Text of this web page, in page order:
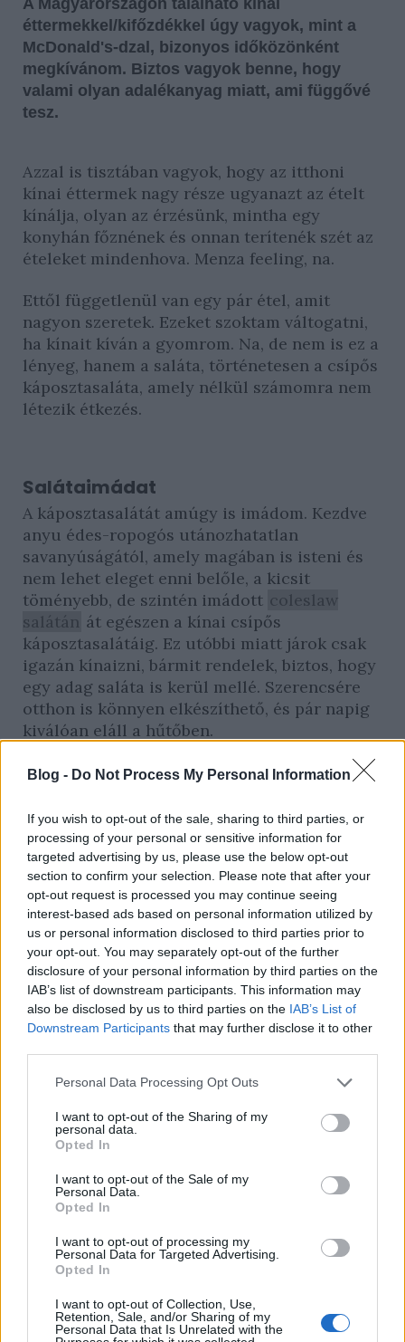
Blog - Do Not Process My Personal Information
If you wish to opt-out of the sale, sharing to third parties, or
processing of your personal or sensitive information for
targeted advertising by us, please use the below opt-out
section to confirm your selection. Please note that after your
opt-out request is processed you may continue seeing
interest-based ads based on personal information utilized by
us or personal information disclosed to third parties prior to
your opt-out. You may separately opt-out of the further
disclosure of your personal information by third parties on the
IAB’s list of downstream participants. This information may
also be disclosed by us to third parties on the IAB’s List of
Downstream Participants that may further disclose it to other
Please note that this website/app uses one or more Google
not limited to your visit or usage behaviour. You may click to
grant or deny consent to Google and its third-party tags to
use your data for below specified purposes in below Google
consent section.
Personal Data Processing Opt Outs
I want to opt-out of the Sharing of my
personal data.
Opted In
I want to opt-out of the Sale of my
Personal Data.
Opted In
I want to opt-out of processing my
Personal Data for Targeted Advertising.
Opted In
I want to opt-out of Collection, Use,
Retention, Sale, and/or Sharing of my
Personal Data that Is Unrelated with the
A Magyarországon található kínai
éttermekkel/kifőzdékkel úgy vagyok, mint a
McDonald's-dzal, bizonyos időközönként
megkívánom. Biztos vagyok benne, hogy
valami olyan adalékanyag miatt, ami függővé
tesz.
Azzal is tisztában vagyok, hogy az itthoni
kínai éttermek nagy része ugyanazt az ételt
kínálja, olyan az érzésünk, mintha egy
konyhán főznének és onnan terítenék szét az
ételeket mindenhova. Menza feeling, na.
Ettől függetlenül van egy pár étel, amit
nagyon szeretek. Ezeket szoktam váltogatni,
ha kínait kíván a gyomrom. Na, de nem is ez a
lényeg, hanem a saláta, történetesen a csípős
káposztasaláta, amely nélkül számomra nem
létezik étkezés.
Salátaimádat
A káposztasalátát amúgy is imádom. Kezdve
anyu édes-ropogós utánozhatatlan
savanyúságától, amely magában is isteni és
nem lehet eleget enni belőle, a kicsit
töményebb, de szintén imádott coleslaw
salátán át egészen a kínai csípős
káposztasalátáig. Ez utóbbi miatt járok csak
igazán kínaizni, bármit rendelek, biztos, hogy
egy adag saláta is kerül mellé. Szerencsére
otthon is könnyen elkészíthető, és pár napig
kiválóan eláll a hűtőben.
Fotó: Szász Eszter/Sóbors
saláta vega répa
csípős
egyszerű recept
káposztasaláta
gyors recept
nemzetek konyhája
kínai csípős káposztasaláta
Kapcsolódó receptek